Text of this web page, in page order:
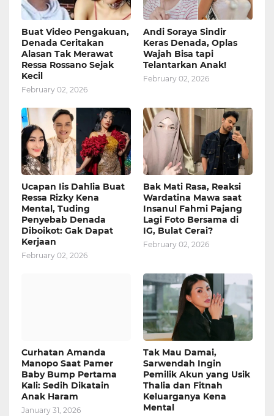
Buat Video Pengakuan,
Denada Ceritakan
Alasan Tak Merawat
Ressa Rossano Sejak
Kecil
February 02, 2026
Andi Soraya Sindir
Keras Denada, Oplas
Wajah Bisa tapi
Telantarkan Anak!
February 02, 2026
Ucapan Iis Dahlia Buat
Ressa Rizky Kena
Mental, Tuding
Penyebab Denada
Diboikot: Gak Dapat
Kerjaan
February 02, 2026
Bak Mati Rasa, Reaksi
Wardatina Mawa saat
Insanul Fahmi Pajang
Lagi Foto Bersama di
IG, Bulat Cerai?
February 02, 2026
Curhatan Amanda
Manopo Saat Pamer
Baby Bump Pertama
Kali: Sedih Dikatain
Anak Haram
January 31, 2026
Tak Mau Damai,
Sarwendah Ingin
Pemilik Akun yang Usik
Thalia dan Fitnah
Keluarganya Kena
Mental